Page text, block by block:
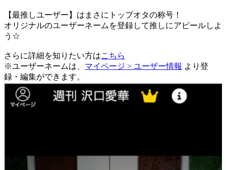
【最推しユーザー】はまさにトップオタの称号！
オリジナルのユーザーネームを登録して推しにアピールしよ
う☆
さらに詳細を知りたい方はこちら
※ユーザーネームは、 マイページ > ユーザー情報 より登
録・編集ができます。